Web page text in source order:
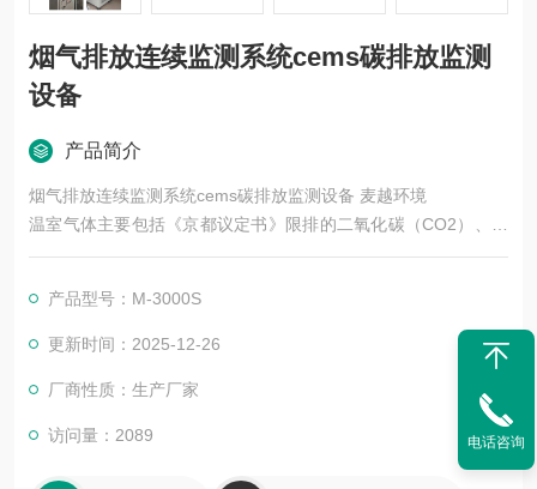
烟气排放连续监测系统cems碳排放监测
设备
产品简介
烟气排放连续监测系统cems碳排放监测设备 麦越环境
温室气体主要包括《京都议定书》限排的二氧化碳（CO2）、甲
烷（CH4）、六氟化硫（SF6）、氢氟碳化物（HFCs）、全氟化
体。
产品型号：M-3000S
更新时间：2025-12-26
厂商性质：生产厂家
访问量：2089 电话咨询